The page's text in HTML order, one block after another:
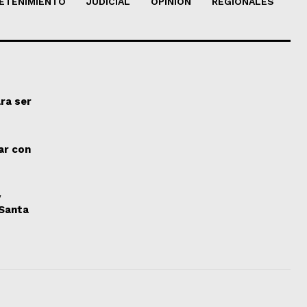
ser
con